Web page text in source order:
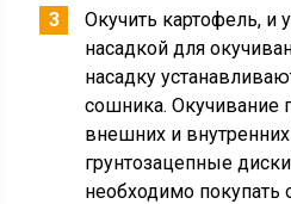
Окучить картофель, и
насадкой для
насадку
сошника. Окучивание
внешних и
грунтозацепные
необходимо покупать